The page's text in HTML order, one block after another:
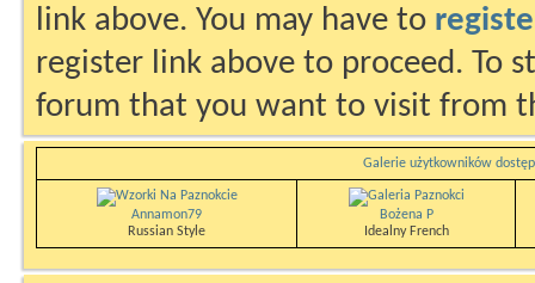
link above. You may have to
register link above to proceed. To
forum that you want to visit from
Galerie użytkowników
Annamon79
Russian Style
Bożena P
Idealny French